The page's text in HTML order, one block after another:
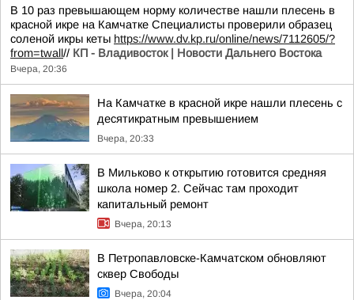
В 10 раз превышающем норму количестве нашли плесень в
красной икре на Камчатке Специалисты проверили образец
соленой икры кеты https://www.dv.kp.ru/online/news/7112605/?
from=twall// КП - Владивосток | Новости Дальнего Востока
Вчера, 20:36
На Камчатке в красной икре нашли плесень с
десятикратным превышением
Вчера, 20:33
В Мильково к открытию готовится средняя
школа номер 2. Сейчас там проходит
капитальный ремонт
Вчера, 20:13
В Петропавловске-Камчатском обновляют
сквер Свободы
Вчера, 20:04